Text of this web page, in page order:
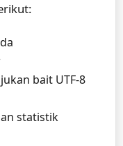
bait UTF-8
statistik